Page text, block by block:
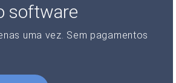
software
uma vez. Sem pagamentos